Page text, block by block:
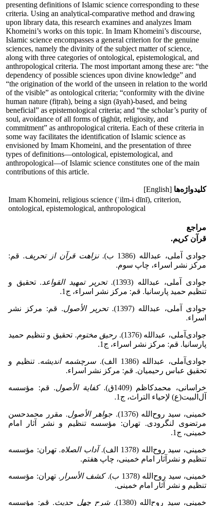
presenting definitions of Islamic science corresponding to these
criteria. Using an analytical-comparative method and drawing
upon library data, this research examines and analyzes Imam
Khomeini’s works on this topic. In Imam Khomeini’s discourse,
Islamic science encompasses a general criterion for the genuine
sciences, namely the divinity of the subject matter of science,
along with three categories of ontological, epistemological, and
anthropological criteria. The most important among these are: “the
dependency of possible sciences upon divine knowledge” and
“the origination of the world of the unseen in relation to the world
of the visible” as ontological criteria; “conformity with the divine
human nature (fiṭrah), being a sign (āyah)-based, and being
beneficial” as epistemological criteria; and “the scholar’s purity of
soul, avoidance of all forms of ṭāghūt, religiosity, and
commitment” as anthropological criteria. Each of these criteria in
some way facilitates the identification of Islamic science as
envisioned by Imam Khomeini, and the presentation of three
types of definitions—ontological, epistemological, and
anthropological—of Islamic science constitutes one of the main
contributions of this article.
کلیدواژه‌ها [English]
Imam Khomeini, religious science (ʿilm-i dīnī), criterion,
ontological, epistemological, anthropological
مراجع
قرآن کریم.
جوادی‌ آملی، عبدالله (1386 ب). نزاهت قرآن از تحریف. قم:
مرکز نشر اسراء، چاپ سوم.
جوادی آملی، عبدالله (1393). تحریر تمهید القواعد.تحقیق و
تنظیم حمید پارسانیا. قم: مرکز نشر اسراء، ج1.
جوادی ‌آملی، عبدالله (1397). تحریر الأصول. قم: مرکز نشر
اسراء.
جوادی‌آملی، عبدالله (1376). رحیق مختوم. تحقیق و تنظیم حمید
پارسانیا. قم: مرکز نشر اسراء، ج1.
جوادی‌آملی، عبدالله (1386 الف). سرچشمه اندیشه. تنظیم و
تحقیق عباس رحیمیان. قم: مرکز نشر اسراء.
خراسانی، محمدکاظم (1409ق). کفایة الأصول. قم: مؤسسه
آل‌البیت(ع) لإحیاء التراث، ج1.
خمینی، سید روح‌الله (1376). جواهر الأصول. مقرر محمدحسن
مرتضوی لنگرودی. تهران: مؤسسه تنظیم و نشر آثار امام
‌خمینی، ج1.
خمینی، سید روح‌الله (1378 الف). آداب الصلاه. تهران: مؤسسه‌
تنظیم ‌و نشرآثار امام‌ خمینی، چاپ هفتم.
خمینی، سید روح‌الله (1378 ب). کشف الأسرار . تهران: مؤسسه
تنظیم و نشر آثار امام‌ خمینی.
خمینی، سید روح‌الله (1380). شرح چهل حدیث. قم: مؤسسه